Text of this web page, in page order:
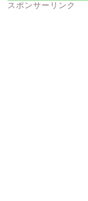
スポンサーリンク